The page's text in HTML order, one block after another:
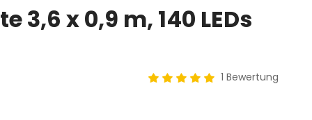
3,6 x 0,9 m, 140 LEDs
1 Bewertung